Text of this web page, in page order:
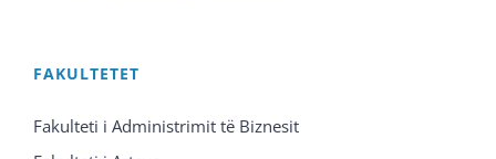
FAKULTETET
Fakulteti i Administrimit të Biznesit